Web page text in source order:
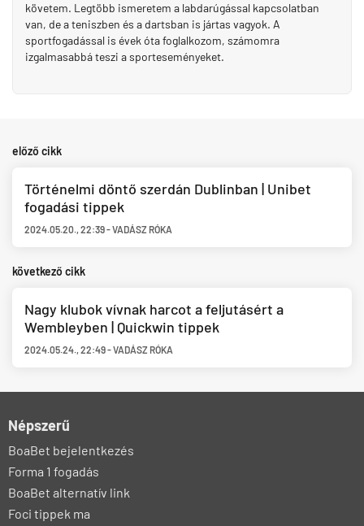
követem. Legtöbb ismeretem a labdarúgással kapcsolatban
van, de a teniszben és a dartsban is jártas vagyok. A
sportfogadással is évek óta foglalkozom, számomra
izgalmasabbá teszi a sporteseményeket.
előző cikk
Történelmi döntő szerdán Dublinban | Unibet
fogadási tippek
2024.05.20.,22:39-VADÁSZ RÓKA
következő cikk
Nagy klubok vívnak harcot a feljutásért a
Wembleyben | Quickwin tippek
2024.05.24.,22:49-VADÁSZ RÓKA
Népszerű
BoaBet bejelentkezés
Forma 1 fogadás
BoaBet alternatív link
Foci tippek ma